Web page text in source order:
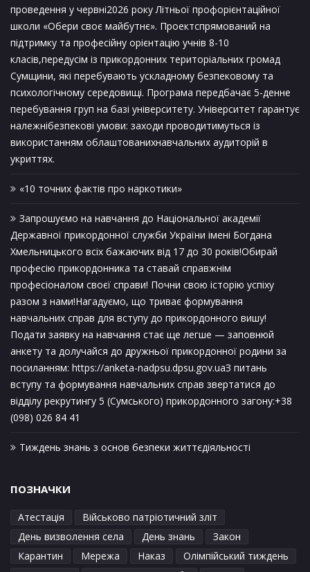
проведення у червні2026 року Літньої профорієнтаційної
школи «Обери своє майбутнє». Проектспрямований на
підтримку та професійну орієнтацію учнів 8-10
класів,передусім із прикордонних територіальних громад
Сумщини, які перебувають ускладному безпековому та
психологічному середовищі. Програма передбачає 5-денне
перебування груп на базі університету. Університет гарантує
належнібезпекові умови: заходи проводитимуться із
використанням облаштованихнавчальних аудиторій в
укриттях.
«10 точних фактів про наркотики»
Запрошуємо на навчання до Національної академії
Державної прикордонної служби України імені Богдана
Хмельницького всіх бажаючих від 17 до 30 років!Обирай
професію прикордонника та ставай справжнім
професіоналом своєї справи! Почни свою історію успіху
разом з нами!Нагадуємо, що триває формування
навчальних справ для вступу до прикордонного вишу!
Подати заявку на навчання стає ще легше — заповнюй
анкету та долучайся до дружньої прикордонної родини за
посиланням: https://anketa-nadpsu.dpsu.gov.uaЗ питань
вступу та формування навчальних справ звертатися до
відділу рекрутингу 5 (Сумського) прикордонного загону:+38
(098) 026 84 41
Тиждень знань з основ безпеки життєдіяльності
ПОЗНАЧКИ
Атестація
Військово патріотичний зліт
День визволення села
День знань
Закон
Карантин
Мережа Наказ
Олімпійський тиждень